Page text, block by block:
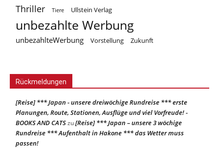
Thriller Tiere Ullstein Verlag
unbezahlte Werbung
unbezahlteWerbung Vorstellung Zukunft
Rückmeldungen
[Reise] *** Japan - unsere dreiwöchige Rundreise *** erste
Planungen, Route, Stationen, Ausflüge und viel Vorfreude! -
BOOKS AND CATSzu[Reise] *** Japan – unsere 3 wöchige
Rundreise *** Aufenthalt in Hakone *** das Wetter muss
passen!